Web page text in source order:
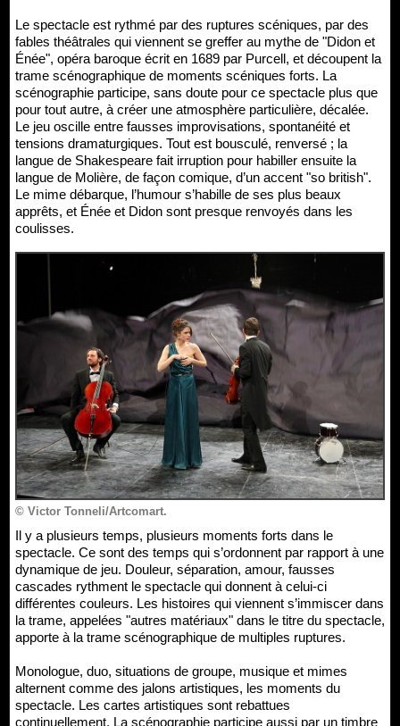
Le spectacle est rythmé par des ruptures scéniques, par des
fables théâtrales qui viennent se greffer au mythe de "Didon et
Énée", opéra baroque écrit en 1689 par Purcell, et découpent la
trame scénographique de moments scéniques forts. La
scénographie participe, sans doute pour ce spectacle plus que
pour tout autre, à créer une atmosphère particulière, décalée.
Le jeu oscille entre fausses improvisations, spontanéité et
tensions dramaturgiques. Tout est bousculé, renversé ; la
langue de Shakespeare fait irruption pour habiller ensuite la
langue de Molière, de façon comique, d’un accent "so british".
Le mime débarque, l’humour s’habille de ses plus beaux
apprêts, et Énée et Didon sont presque renvoyés dans les
coulisses.
© Victor Tonneli/Artcomart.
Il y a plusieurs temps, plusieurs moments forts dans le
spectacle. Ce sont des temps qui s’ordonnent par rapport à une
dynamique de jeu. Douleur, séparation, amour, fausses
cascades rythment le spectacle qui donnent à celui-ci
différentes couleurs. Les histoires qui viennent s’immiscer dans
la trame, appelées "autres matériaux" dans le titre du spectacle,
apporte à la trame scénographique de multiples ruptures.
Monologue, duo, situations de groupe, musique et mimes
alternent comme des jalons artistiques, les moments du
spectacle. Les cartes artistiques sont rebattues
continuellement. La scénographie participe aussi par un timbre